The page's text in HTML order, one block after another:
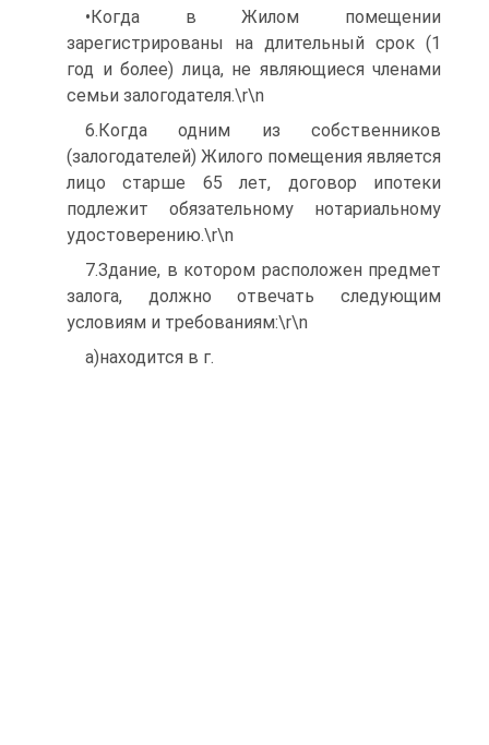
•Когда в Жилом помещении
зарегистрированы на длительный срок (1
год и более) лица, не являющиеся членами
семьи залогодателя.\r\n
6.Когда одним из собственников
(залогодателей) Жилого помещения является
лицо старше 65 лет, договор ипотеки
подлежит обязательному нотариальному
удостоверению.\r\n
7.Здание, в котором расположен предмет
залога, должно отвечать следующим
условиям и требованиям:\r\n
а)находится в г.